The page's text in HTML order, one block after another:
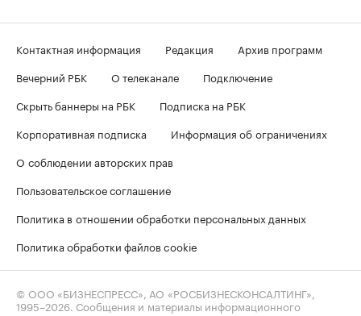
Контактная информация Редакция
Архив программ
Вечерний РБК
О телеканале
Подключение
Скрыть баннеры на РБК
Подписка на РБК
Корпоративная подписка
Информация об ограничениях
О соблюдении авторских прав
Пользовательское соглашение
Политика в отношении обработки персональных данных
Политика обработки файлов cookie
© ООО «БИЗНЕСПРЕСС», АО «РОСБИЗНЕСКОНСАЛТИНГ»,
1995–2026 . Сообщения и материалы информационного